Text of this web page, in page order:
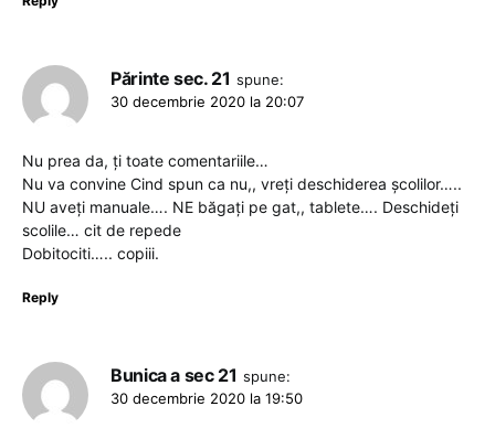
Părinte sec. 21 spune:
30 decembrie 2020 la 20:07
Nu prea da, ți toate comentariile…
Nu va convine Cind spun ca nu,, vreți deschiderea școlilor…..
NU aveți manuale…. NE băgați pe gat,, tablete…. Deschideți
scolile… cit de repede
Dobitociti….. copiii.
Reply
Bunica a sec 21 spune:
30 decembrie 2020 la 19:50